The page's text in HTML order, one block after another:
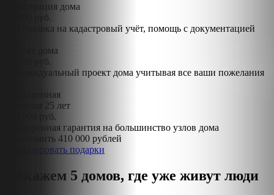
Регистрация дома
70 000 руб.
Постановка на кадастровый учёт, помощь с документацией
Проект дома
70 000 руб.
Индивидуальный проект дома учитывая все ваши пожелания
Расширенная
гарантия 25 лет
150 000 руб.
Расширенная гарантия на большинство узлов дома
Сэкономить 410 000 рублей
Забронировать подарки
Покажем 5 домов, где уже живут люди